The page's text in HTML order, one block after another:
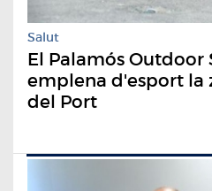
Salut
El Palamós Outdoor
emplena d'esport la
del Port